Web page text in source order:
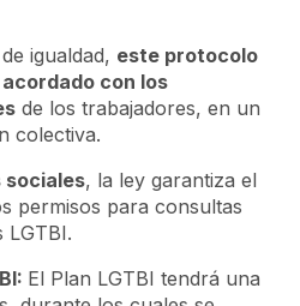
igualdad, este protocolo
con los
de los trabajadores, en un
colectiva.
sociales, la ley garantiza el
permisos para consultas
LGTBI.
El Plan LGTBI tendrá una